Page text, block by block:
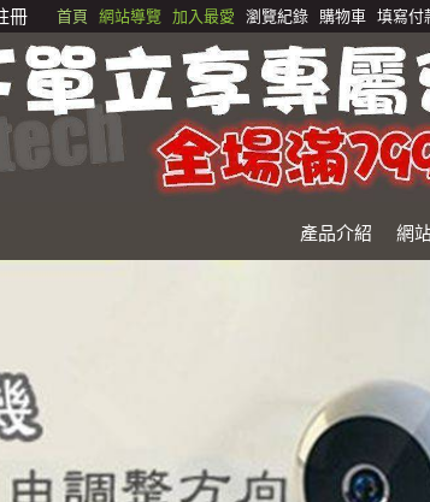
首頁 網站導覽 加入最愛 瀏覽紀錄 購物車 填寫付
冊
產品介紹 網